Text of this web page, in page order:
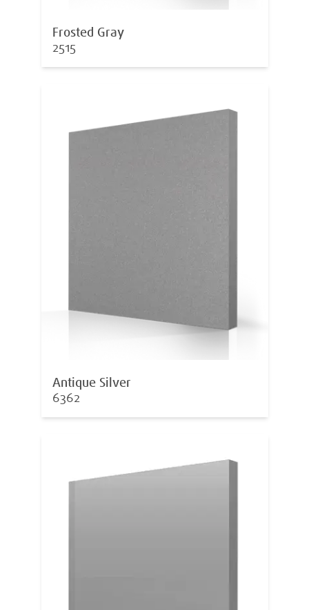
Frosted Gray
2515
Antique Silver
6362